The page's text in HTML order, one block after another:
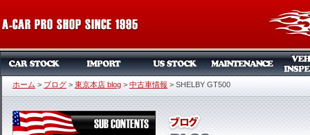
ホーム > ブログ > 東京本店 blog > 中古車情報 > SHELBY GT500